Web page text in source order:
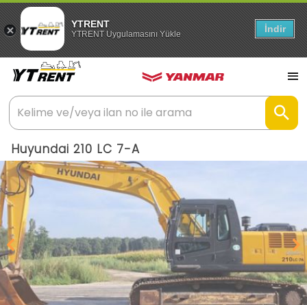
YTRENT
YTRENT Uygulamasını Yükle İndir
Huyundai 210 LC 7-A